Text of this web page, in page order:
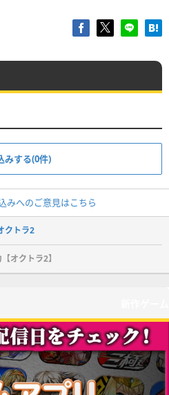
みする(0件)
みへのご意見はこちら
クトラ2
オクトラ2】